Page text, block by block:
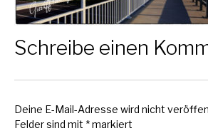
Schreibe einen
Deine E-Mail-Adresse wird nicht
Felder sind mit *markiert